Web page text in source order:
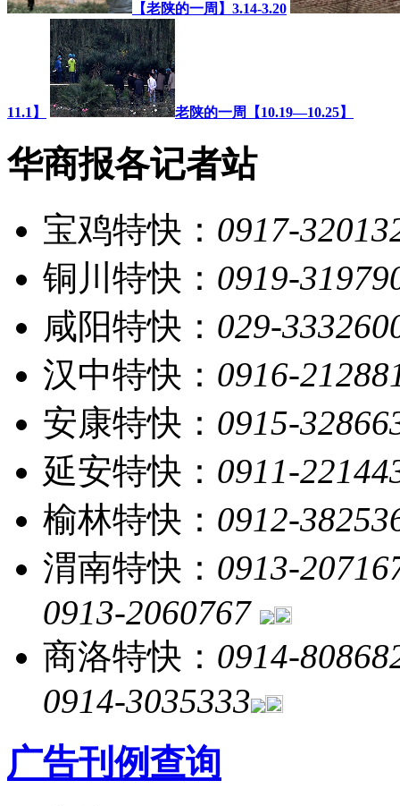
【老陕的一周】3.14-3.20
11.1】 老陕的一周【10.19—10.25】
华商报各记者站
宝鸡特快： 0917-
铜川特快： 0919-
咸阳特快： 029-
汉中特快： 0916-
安康特快： 0915-
延安特快： 0911-
榆林特快： 0912-
渭南特快： 0913-
0913-2060767
商洛特快： 0914-
0914-3035333
广告刊例查询